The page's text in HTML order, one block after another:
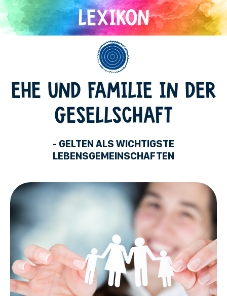
Direkt
zum
Inhalt
EHE UND FAMILIE IN DER
GESELLSCHAFT
- GELTEN ALS WICHTIGSTE
LEBENSGEMEINSCHAFTEN